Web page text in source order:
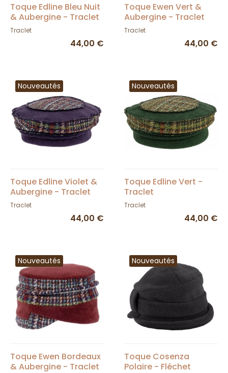
Toque Edline Bleu Nuit
& Aubergine - Traclet
Traclet
44,00 €
Toque Ewen Vert &
Aubergine - Traclet
Traclet
44,00 €
Nouveautés
Toque Edline Violet &
Aubergine - Traclet
Traclet
44,00 €
Nouveautés
Toque Edline Vert -
Traclet
Traclet
44,00 €
Nouveautés
Toque Ewen Bordeaux
& Aubergine - Traclet
Nouveautés
Toque Cosenza
Polaire - Fléchet